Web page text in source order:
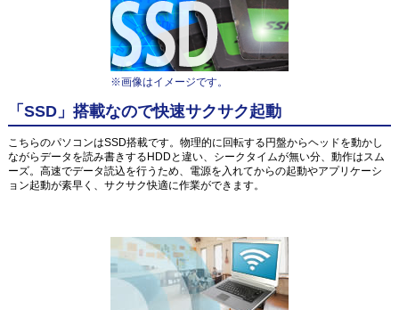
※画像はイメージです。
「SSD」搭載なので快速サクサク起動
こちらのパソコンはSSD搭載です。物理的に回転する円盤からヘッドを動かし
ながらデータを読み書きするHDDと違い、シークタイムが無い分、動作はスム
ーズ。高速でデータ読込を行うため、電源を入れてからの起動やアプリケーシ
ョン起動が素早く、サクサク快適に作業ができます。